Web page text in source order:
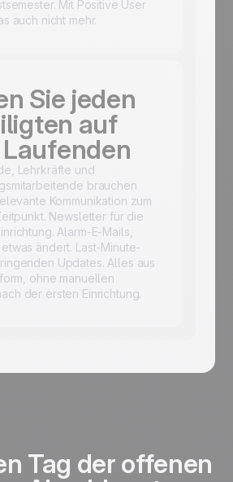
Mit Positive User
auch nicht mehr.
Sie jeden
auf
Lehrkräfte und
brauchen
Kommunikation zum
Newsletter für die
Alarm-E-Mails,
ändert. Last-Minute-
Updates. Alles aus
ohne manuellen
der ersten Einrichtung.
Tag der offenen